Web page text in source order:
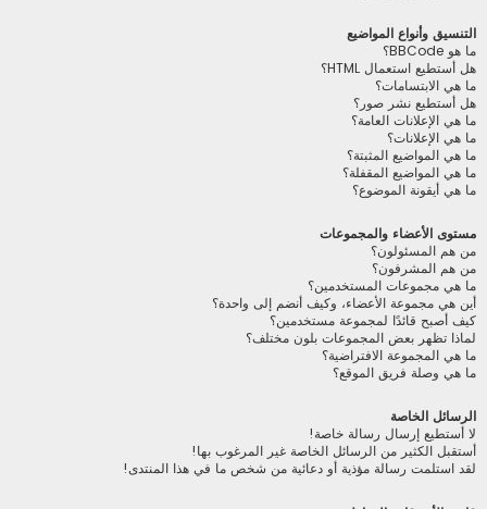
التنسيق وأنواع المواضيع
ما هو BBCode؟
هل أستطيع استعمال HTML؟
ما هي الابتسامات؟
هل أستطيع نشر صور؟
ما هي الإعلانات العامة؟
ما هي الإعلانات؟
ما هي المواضيع المثبتة؟
ما هي المواضيع المقفلة؟
ما هي أيقونة الموضوع؟
مستوى الأعضاء والمجموعات
من هم المسئولون؟
من هم المشرفون؟
ما هي مجموعات المستخدمين؟
أين هي مجموعة الأعضاء، وكيف أنضم إلى واحدة؟
كيف أصبح قائدًا لمجموعة مستخدمين؟
لماذا تظهر بعض المجموعات بلون مختلف؟
ما هي المجموعة الافتراضية؟
ما هي وصلة فريق الموقع؟
الرسائل الخاصة
لا أستطيع إرسال رسالة خاصة!
أستقبل الكثير من الرسائل الخاصة غير المرغوب بها!
لقد استلمت رسالة مؤذية أو دعائية من شخص ما في هذا المنتدى!